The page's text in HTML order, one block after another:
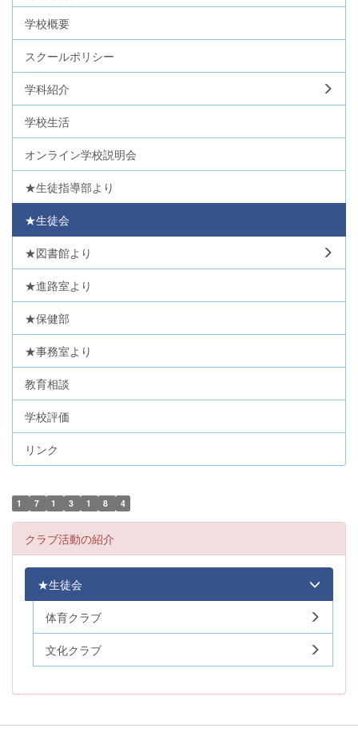
学校概要
スクールポリシー
学科紹介
学校生活
オンライン学校説明会
★生徒指導部より
★生徒会
★図書館より
★進路室より
★保健部
★事務室より
教育相談
学校評価
リンク
1 7 1 3 1 8 4
クラブ活動の紹介
★生徒会
体育クラブ
文化クラブ